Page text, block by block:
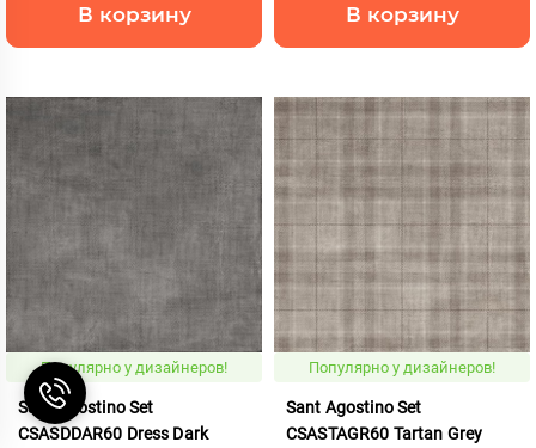
В корзину В корзину
Популярно у дизайнеров!
Sant Agostino Set
CSASDDAR60 Dress Dark
Популярно у дизайнеров!
Sant Agostino Set
CSASTAGR60 Tartan Grey